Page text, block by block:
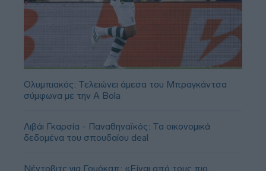
Ολυμπιακός: Τελειώνει άμεσα του Μπραγκάντσα
σύμφωνα με την A Bola
Λιβάι Γκαρσία - Παναθηναϊκός: Τα οικονομικά
δεδομένα του σπουδαίου deal
Νέντοβιτς για Γουόκαπ: «Είναι από τους πιο...